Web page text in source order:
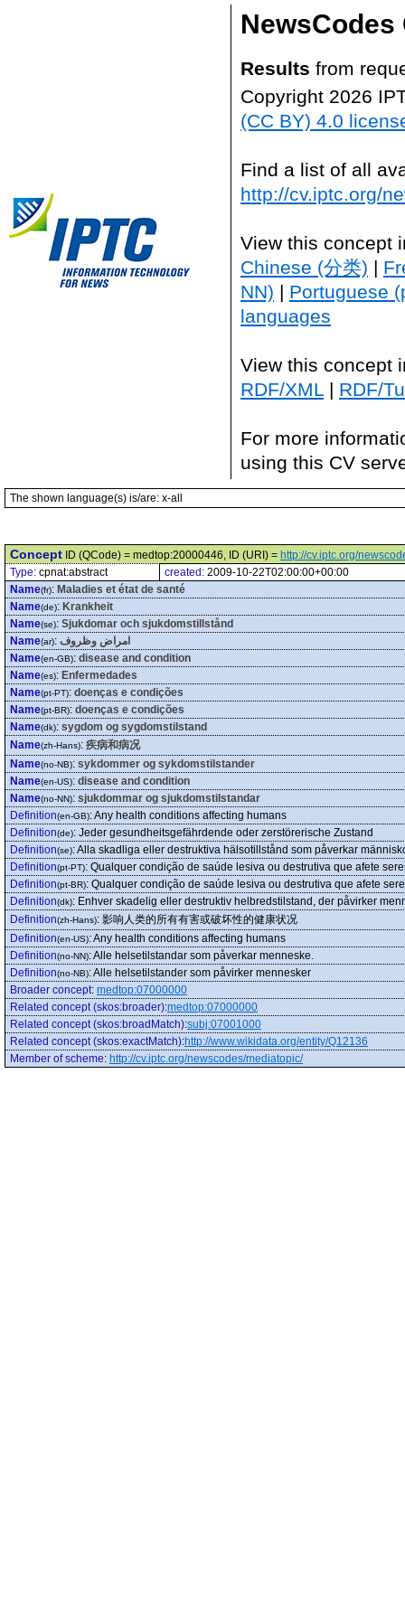
NewsCodes
Results from
Copyright 2026
(CC BY) 4.0
Find a list of all
http://cv.iptc.org/
View this concept
Chinese (分类) |
NN) | Portuguese
languages
View this concept
RDF/XML | RDF/
For more
using this CV
The shown language(s) is/are: x-all
Concept ID (QCode) = medtop:20000446, ID (URI) = http://cv.iptc.org/
Type: cpnat:abstract created: 2009-10-22T02:00:00+00:00
Name(fr): Maladies et état de santé
Name(de): Krankheit
Name(se): Sjukdomar och sjukdomstillstånd
Name(ar): امراض وظروف
Name(en-GB): disease and condition
Name(es): Enfermedades
Name(pt-PT): doenças e condições
Name(pt-BR): doenças e condições
Name(dk): sygdom og sygdomstilstand
Name(zh-Hans): 疾病和病况
Name(no-NB): sykdommer og sykdomstilstander
Name(en-US): disease and condition
Name(no-NN): sjukdommar og sjukdomstilstandar
Definition(en-GB):Any health conditions affecting humans
Definition(de): Jeder gesundheitsgefährdende oder zerstörerische Zustand
Definition(se):Alla skadliga eller destruktiva hälsotillstånd som påverkar
Definition(pt-PT): Qualquer condição de saúde lesiva ou destrutiva que afete
Definition(pt-BR): Qualquer condição de saúde lesiva ou destrutiva que afete
Definition(dk): Enhver skadelig eller destruktiv helbredstilstand, der påvirker
Definition(zh-Hans): 影响人类的所有有害或破坏性的健康状况
Definition(en-US):Any health conditions affecting humans
Definition(no-NN):Alle helsetilstandar som påverkar menneske.
Definition(no-NB):Alle helsetilstander som påvirker mennesker
Broader concept: medtop:07000000
Related concept (skos:broader):medtop:07000000
Related concept (skos:broadMatch):subj:07001000
Related concept (skos:exactMatch):http://www.wikidata.org/entity/Q12136
Member of scheme: http://cv.iptc.org/newscodes/mediatopic/